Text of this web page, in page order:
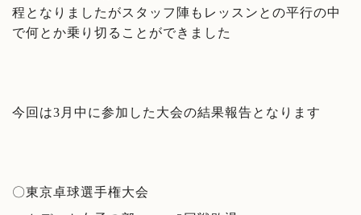
程となりましたがスタッフ陣もレッスンとの平行の中
で何とか乗り切ることができました
今回は3月中に参加した大会の結果報告となります
〇東京卓球選手権大会